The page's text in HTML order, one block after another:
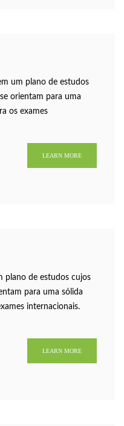
um plano de estudos
orientam para uma
os exames
LEARN MORE
plano de estudos cujos
para uma sólida
internacionais.
LEARN MORE